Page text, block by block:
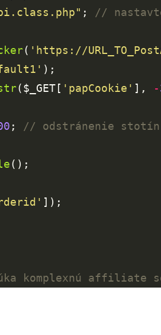
;
( 'https://
($_GET[ 'papCookie' ], -
;